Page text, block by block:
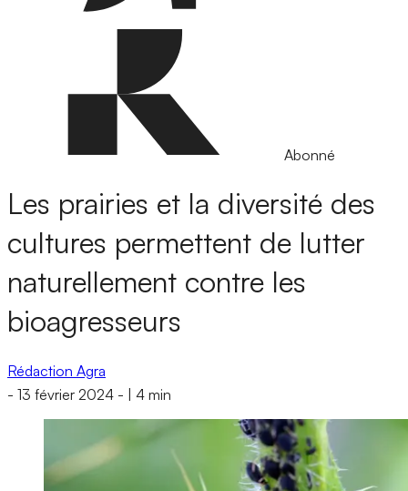
Abonné
Les prairies et la diversité des
cultures permettent de lutter
naturellement contre les
bioagresseurs
Rédaction Agra
- 13 février 2024 - 4 min